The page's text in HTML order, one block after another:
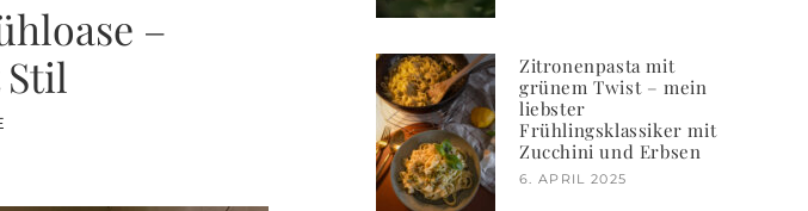
–
Zitronenpasta mit
grünem Twist – mein
liebster
Frühlingsklassiker mit
Zucchini und Erbsen
6. APRIL 2025